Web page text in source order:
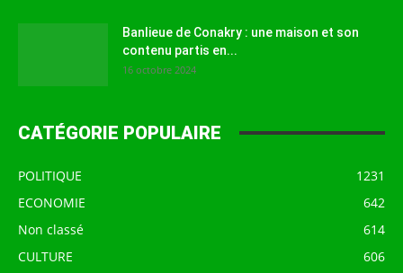
Banlieue de Conakry : une maison et son
contenu partis en...
16 octobre 2024
CATÉGORIE POPULAIRE
POLITIQUE
1231
ECONOMIE
642
Non classé
614
CULTURE
606